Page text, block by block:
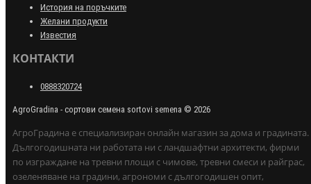
История на поръчките
Желани продукти
Известия
КОНТАКТИ
0888320724
AgroGradina - сортови семена sortovi semena © 2026
АгроГрадина е специализиран онлайн магазин за дома и градината.
Дългогодишната ни работата ни с ландшафтни архитекти, фирми
по изграждане на тревни площи с чимове, тревни смеси и райграс,
озеленяване на градини, агрономи с дългогодишен опит,